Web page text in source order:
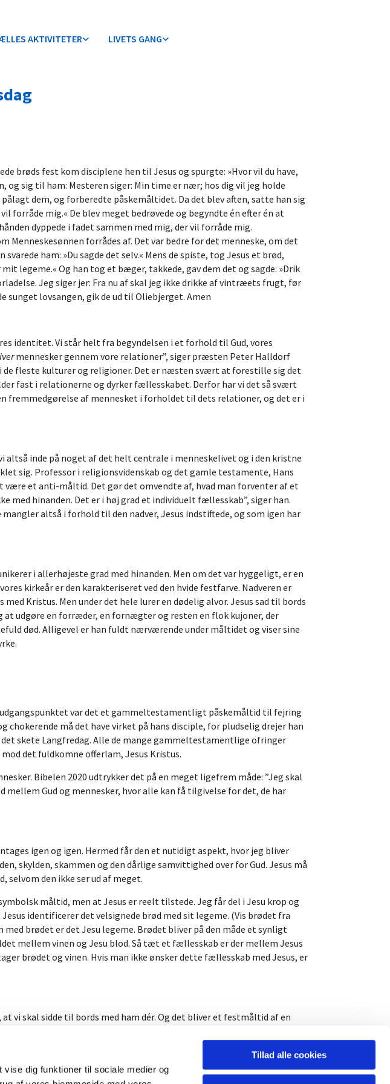
dig funktioner til sociale medier og
Tillad alle cookies
AKTIVITETER LIVETS GANG
brøds fest kom disciplene hen til Jesus og spurgte: »Hvor vil du have,
og sig til ham: Mesteren siger: Min time er nær; hos dig vil jeg holde
dem, og forberedte påskemåltidet. Da det blev aften, satte han sig
forråde mig.« De blev meget bedrøvede og begyndte én efter én at
dyppede i fadet sammen med mig, der vil forråde mig.
Menneskesønnen forrådes af. Det var bedre for det menneske, om det
ham: »Du sagde det selv.« Mens de spiste, tog Jesus et brød,
legeme.« Og han tog et bæger, takkede, gav dem det og sagde: »Drik
Jeg siger jer: Fra nu af skal jeg ikke drikke af vintræets frugt, før
sunget lovsangen, gik de ud til Oliebjerget. Amen
identitet. Vi står helt fra begyndelsen i et forhold til Gud, vores
mennesker gennem vore relationer”, siger præsten Peter Halldorf
fleste kulturer og religioner. Det er næsten svært at forestille sig det
fast i relationerne og dyrker fællesskabet. Derfor har vi det så svært
fremmedgørelse af mennesket i forholdet til dets relationer, og det er i
inde på noget af det helt centrale i menneskelivet og i den kristne
sig. Professor i religionsvidenskab og det gamle testamente, Hans
et anti-måltid. Det gør det omvendte af, hvad man forventer af et
med hinanden. Det er i høj grad et individuelt fællesskab”, siger han.
altså i forhold til den nadver, Jesus indstiftede, og som igen har
i allerhøjeste grad med hinanden. Men om det var hyggeligt, er en
kirkeår er den karakteriseret ved den hvide festfarve. Nadveren er
Kristus. Men under det hele lurer en dødelig alvor. Jesus sad til bords
udgøre en forræder, en fornægter og resten en flok kujoner, der
død. Alligevel er han fuldt nærværende under måltidet og viser sine
var det et gammeltestamentligt påskemåltid til fejring
må det have virket på hans disciple, for pludselig drejer han
skete Langfredag. Alle de mange gammeltestamentlige ofringer
det fuldkomne offerlam, Jesus Kristus.
Bibelen 2020 udtrykker det på en meget ligefrem måde: ”Jeg skal
Gud og mennesker, hvor alle kan få tilgivelse for det, de har
igen og igen. Hermed får den et nutidigt aspekt, hvor jeg bliver
skylden, skammen og den dårlige samvittighed over for Gud. Jesus må
selvom den ikke ser ud af meget.
måltid, men at Jesus er reelt tilstede. Jeg får del i Jesu krop og
identificerer det velsignede brød med sit legeme. (Vis brødet fra
brødet er det Jesu legeme. Brødet bliver på den måde et synligt
mellem vinen og Jesu blod. Så tæt et fællesskab er der mellem Jesus
brødet og vinen. Hvis man ikke ønsker dette fællesskab med Jesus, er
vi skal sidde til bords med ham dér. Og det bliver et festmåltid af en
for synden for altid. Så starter festen for alvor. Her på jorden må vi nøjes
så er hans nærvær og tilstedeværelse lige så fuldt virkeligt, som hvis